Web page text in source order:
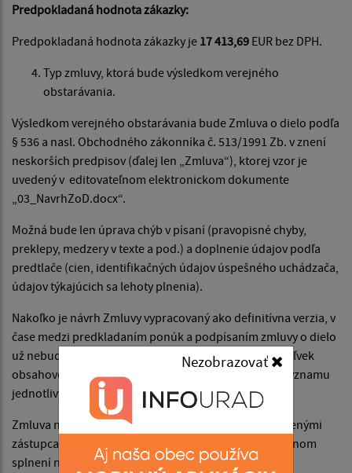
Nezobrazovať
Predpokladaná hodnota zákazky:
Predpokladaná hodnota zákazky je 17 413,69 EUR bez DPH.
Typ zmluvy, ktorá bude výsledkom verejného
obstarávania.
Výsledkom verejného obstarávania bude Zmluva o dielo podľa
§ 536 a nasl. Obchodného zákonníka č. 513/1991 Zb. v znení
neskorších predpisov (ďalej len „Zmluva“), ktorej vzor je
uvedený v editovateľnom elektronickom dokumente
„03_NavrhZoD.docx“.
Možná bude len úprava chýb v písaní (pravopisné chyby,
preklepy, medzery v texte a pod.) a doplnenie údajov podľa
predtlače (cien, identifikačných údajov úspešného uchádzača,
údajov týkajúcich sa lehoty plnenia).
Nakoľko je návrh Zmluvy vypracovaný ako definitívna verzia, v
čase medzi predkladaním ponúk a podpísaním zmluvy o dielo
už nebude možné na jeho obsahu a znení robiť akékoľvek
obsahové zmeny, ktorými by mohlo dôjsť ku zmene významu
jednotlivých ustanovení Zmluvy.
Zmluva nadobúda platnosť dňom jej podpisu oprávnenými
zástupcami zmluvných strán a účinnosť po kumulatívnom
splnení nasledovných podmienok: